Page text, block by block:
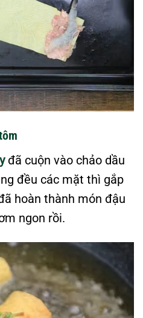
đã cuộn vào chảo dầu
đều các mặt thì gắp
hoàn thành món đậu
ngon rồi.